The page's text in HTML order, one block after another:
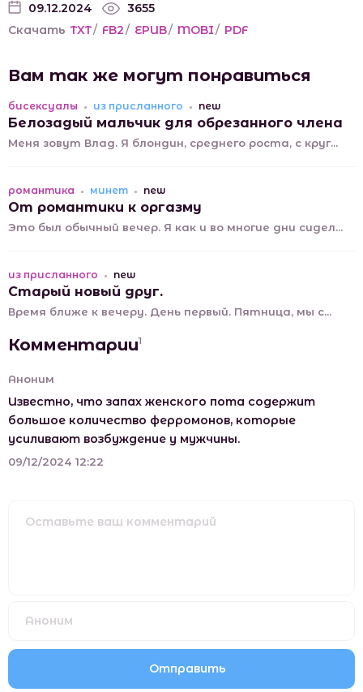
09.12.2024
3655
Скачать TXT/ FB2/ EPUB/ MOBI/ PDF
Вам так же могут понравиться
бисексуалы из присланного new
Белозадый мальчик для обрезанного члена
Меня зовут Влад. Я блондин, среднего роста, с круг...
романтика минет new
От романтики к оргазму
Это был обычный вечер. Я как и во многие дни сидел...
из присланного new
Старый новый друг.
Время ближе к вечеру. День первый. Пятница, мы с...
Комментарии1
Аноним
Известно, что запах женского пота содержит
большое количество ферромонов, которые
усиливают возбуждение у мужчины.
09/12/2024 12:22